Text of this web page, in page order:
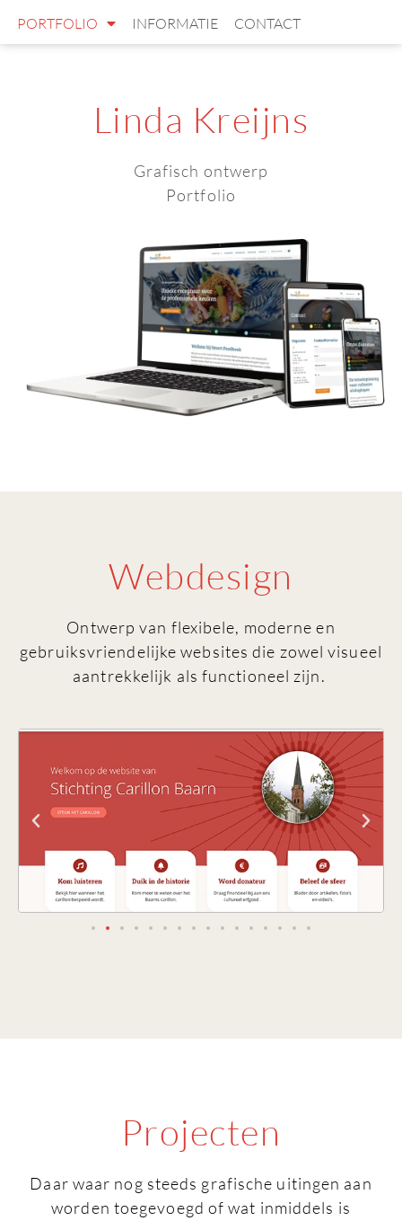
PORTFOLIO INFORMATIE CONTACT
Linda Kreijns
Grafisch ontwerp
Portfolio
Webdesign
Ontwerp van flexibele, moderne en
gebruiksvriendelijke websites die zowel visueel
aantrekkelijk als functioneel zijn.
Projecten
Daar waar nog steeds grafische uitingen aan
worden toegevoegd of wat inmiddels is